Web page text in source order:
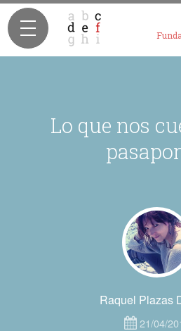
Lo que nos
Raquel Plazas
21/04/